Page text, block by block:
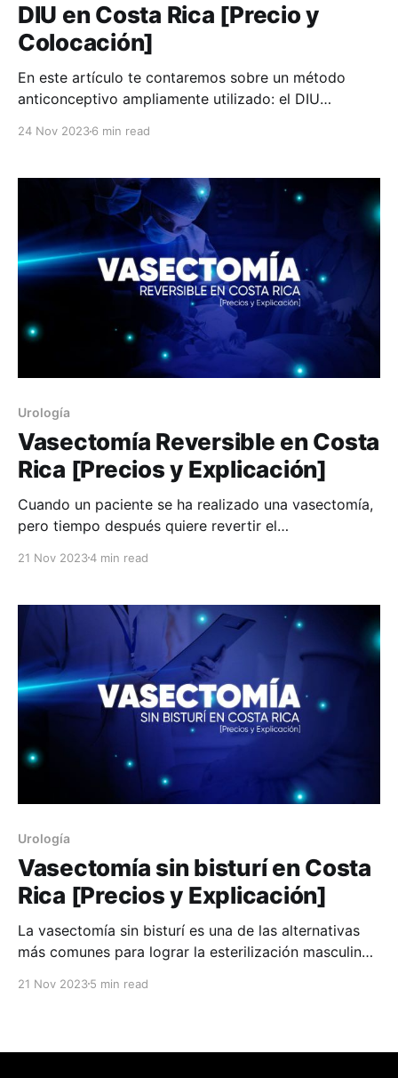
DIU en Costa Rica [Precio y
Colocación]
En este artículo te contaremos sobre un método
anticonceptivo ampliamente utilizado: el DIU
hay, sus efectos, su colocación y su precio. Es
importante saber que, en caso de
24 Nov 20236 min read
Urología
Vasectomía Reversible en Costa
Rica [Precios y Explicación]
Cuando un paciente se ha realizado una vasectomía,
pero tiempo después quiere revertir el
vasectomía reversible. El término “reversible” indica
efecto el resultado realizado por la vasectomía. ¿Qué
es una vasectomía? Este es un procedimiento
quirúrgico que
21 Nov 20234 min read
Urología
Vasectomía sin bisturí en Costa
Rica [Precios y Explicación]
La vasectomía sin bisturí es una de las alternativas
más comunes para lograr la esterilización masculina.
opciones más populares, cuándo se recomienda,
vasectomía
21 Nov 20235 min read